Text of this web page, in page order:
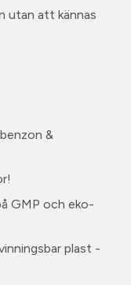
utan att kännas
&
GMP och eko-
plast -